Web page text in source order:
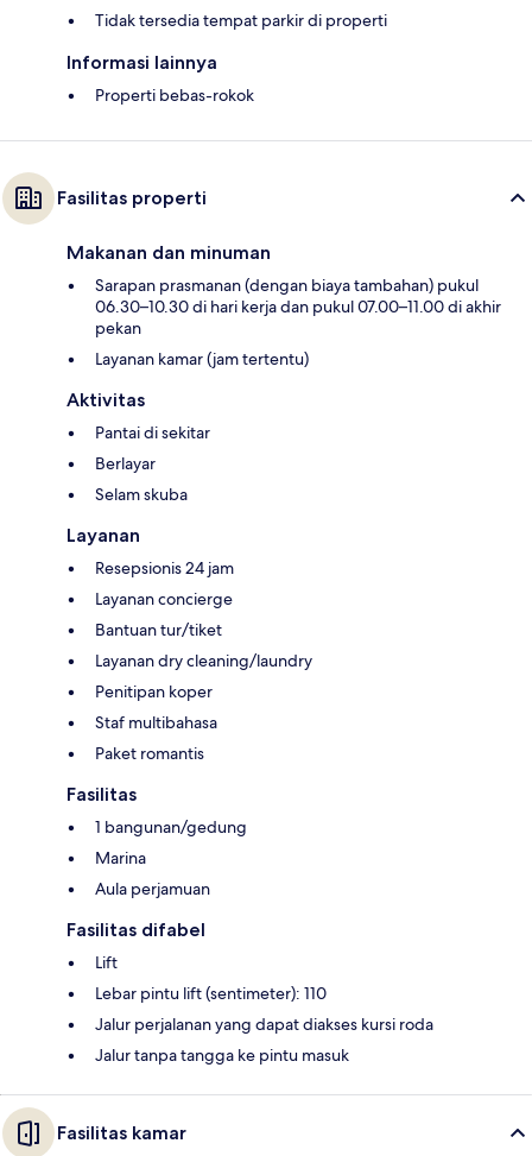
Tidak tersedia tempat parkir di properti
Informasi lainnya
Properti bebas-rokok
Fasilitas properti
Makanan dan minuman
Sarapan prasmanan (dengan biaya tambahan) pukul
06.30–10.30 di hari kerja dan pukul 07.00–11.00 di akhir
pekan
Layanan kamar (jam tertentu)
Aktivitas
Pantai di sekitar
Berlayar
Selam skuba
Layanan
Resepsionis 24 jam
Layanan concierge
Bantuan tur/tiket
Layanan dry cleaning/laundry
Penitipan koper
Staf multibahasa
Paket romantis
Fasilitas
1 bangunan/gedung
Marina
Aula perjamuan
Fasilitas difabel
Lift
Lebar pintu lift (sentimeter): 110
Jalur perjalanan yang dapat diakses kursi roda
Jalur tanpa tangga ke pintu masuk
Fasilitas kamar